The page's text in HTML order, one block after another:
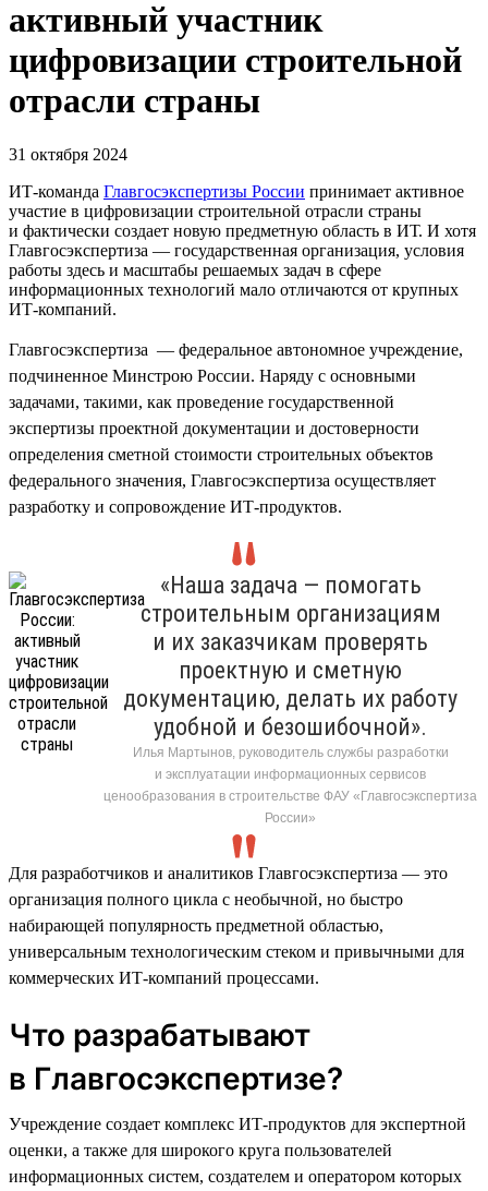
активный участник
цифровизации строительной
отрасли страны
31 октября 2024
ИТ-команда Главгосэкспертизы России принимает активное
участие в цифровизации строительной отрасли страны
и фактически создает новую предметную область в ИТ. И хотя
Главгосэкспертиза — государственная организация, условия
работы здесь и масштабы решаемых задач в сфере
информационных технологий мало отличаются от крупных
ИТ-компаний.
Главгосэкспертиза — федеральное автономное учреждение,
подчиненное Минстрою России. Наряду с основными
задачами, такими, как проведение государственной
экспертизы проектной документации и достоверности
определения сметной стоимости строительных объектов
федерального значения, Главгосэкспертиза осуществляет
разработку и сопровождение ИТ-продуктов.
«Наша задача — помогать
строительным организациям
и их заказчикам проверять
проектную и сметную
документацию, делать их работу
удобной и безошибочной».
Илья Мартынов, руководитель службы разработки
и эксплуатации информационных сервисов
ценообразования в строительстве ФАУ «Главгосэкспертиза
России»
Для разработчиков и аналитиков Главгосэкспертиза — это
организация полного цикла с необычной, но быстро
набирающей популярность предметной областью,
универсальным технологическим стеком и привычными для
коммерческих ИТ-компаний процессами.
Что разрабатывают
в Главгосэкспертизе?
Учреждение создает комплекс ИТ-продуктов для экспертной
оценки, а также для широкого круга пользователей
информационных систем, создателем и оператором которых